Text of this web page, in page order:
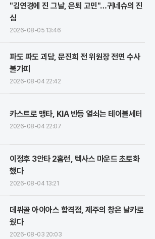
"김연경에 진 그날, 은퇴 고민"…귀네슈의 진
심
2026-08-05 13:46
파도 파도 괴담, 문진희 전 위원장 전면 수사
불가피
2026-08-04 22:42
카스트로 맹타, KIA 반등 열쇠는 테이블세터
2026-08-04 22:07
이정후 3안타 2홈런, 텍사스 마운드 초토화
했다
2026-08-04 13:21
데뷔골 아이아스 합격점, 제주의 창은 날카로
웠다
2026-08-03 20:03